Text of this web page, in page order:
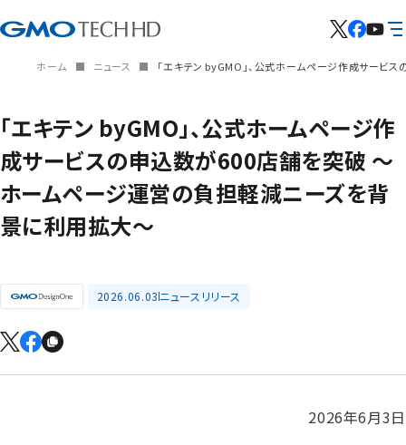
ホーム ニュース 「エキテン byGMO」、公式ホームページ作成サー
「エキテン byGMO」、公式ホームページ作
成サービスの申込数が600店舗を突破 ～
ホームページ運営の負担軽減ニーズを背
景に利用拡大～
2026.06.03ニュースリリース
2026年6月3日